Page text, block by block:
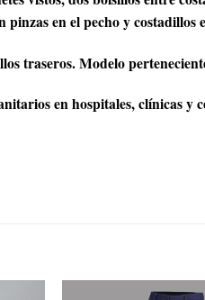
en el pecho y costadillos
traseros. Modelo
en hospitales, clínicas